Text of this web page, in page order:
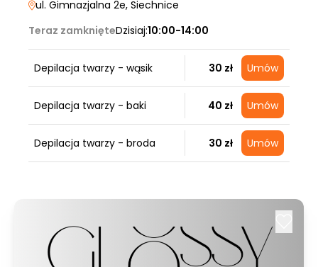
ul. Gimnazjalna 2e, Siechnice
Teraz zamknięteDzisiaj:10:00-14:00
Depilacja twarzy - wąsik 30 zł Umów
Depilacja twarzy - baki 40 zł Umów
Depilacja twarzy - broda 30 zł Umów